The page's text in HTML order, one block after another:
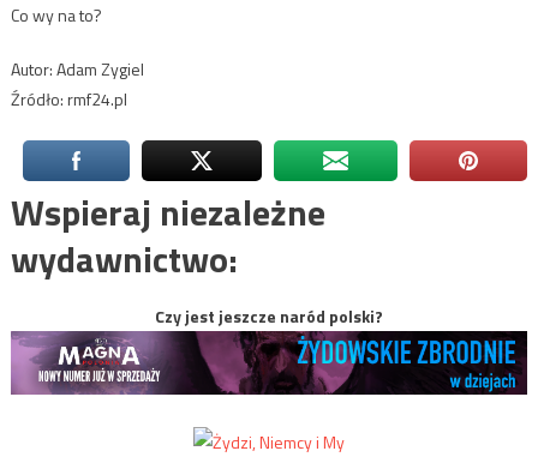
Co wy na to?
Autor: Adam Zygiel
Źródło: rmf24.pl
Wspieraj niezależne
wydawnictwo:
Czy jest jeszcze naród polski?